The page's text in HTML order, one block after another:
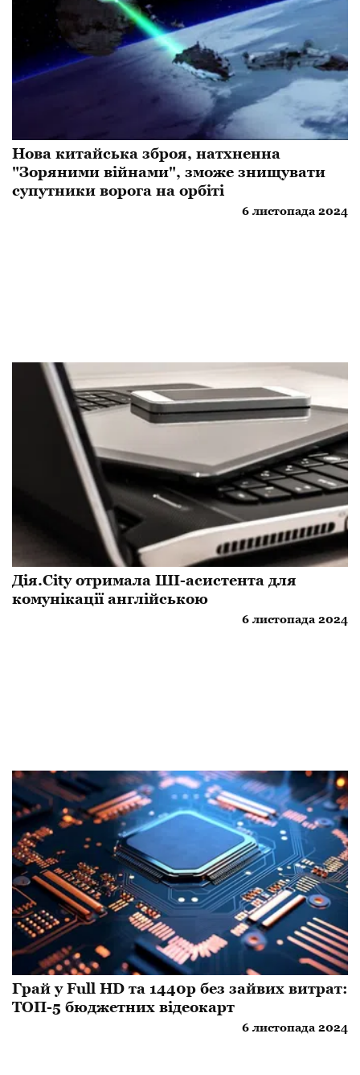
Нова китайська зброя, натхненна
"Зоряними війнами", зможе знищувати
супутники ворога на орбіті
6 листопада 2024
Дія.City отримала ШІ-асистента для
комунікації англійською
6 листопада 2024
Грай у Full HD та 1440p без зайвих витрат:
ТОП-5 бюджетних відеокарт
6 листопада 2024